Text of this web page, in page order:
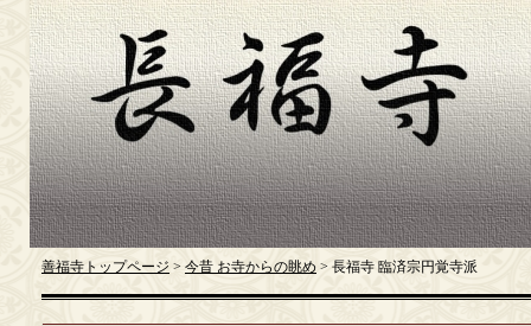
善福寺トップページ > 今昔 お寺からの眺め > 長福寺 臨済宗円覚寺派